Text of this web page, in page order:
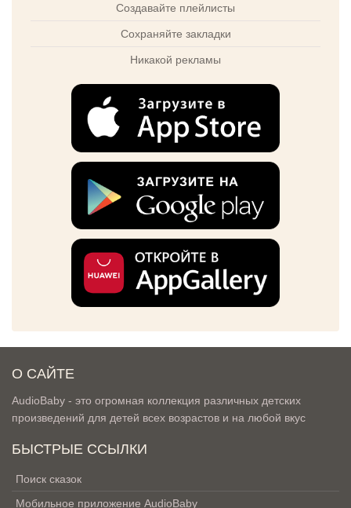
Создавайте плейлисты
Сохраняйте закладки
Никакой рекламы
О САЙТЕ
AudioBaby - это огромная коллекция различных детских
произведений для детей всех возрастов и на любой вкус
БЫСТРЫЕ ССЫЛКИ
Поиск сказок
Мобильное приложение AudioBaby